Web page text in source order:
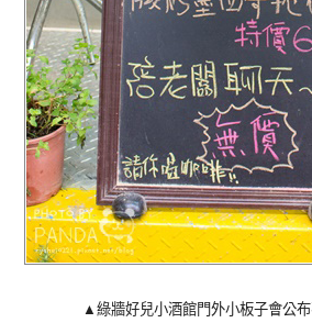
▲ 綠牆好兒小酒館門外小板子會公布